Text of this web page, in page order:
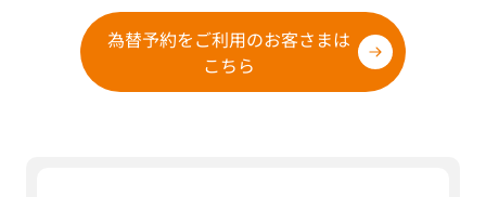
為替予約をご利用のお客さまは
こちら